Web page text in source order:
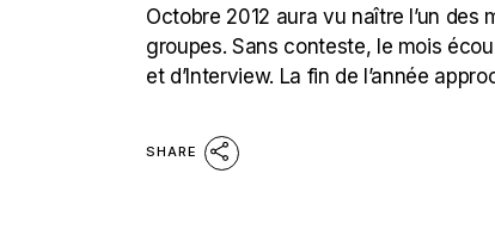
Octobre 2012 aura vu naître l’un
groupes. Sans conteste, le mois
et d’Interview. La fin de l’année
SHARE